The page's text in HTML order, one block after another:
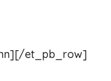
et_pb_row]